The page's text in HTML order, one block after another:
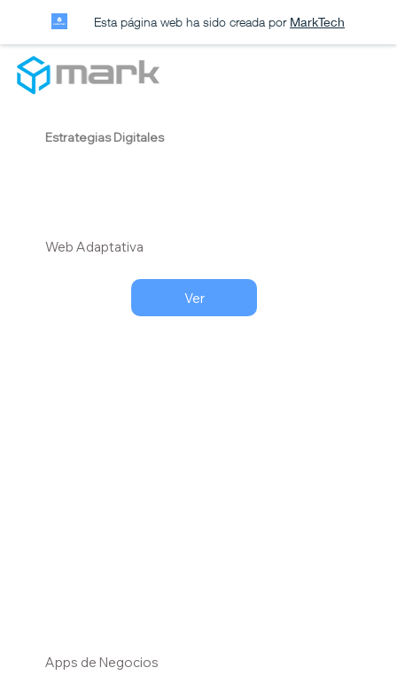
Esta página web ha sido creada por MarkTech
Estrategias Digitales
Web Adaptativa
Ver
Apps de Negocios